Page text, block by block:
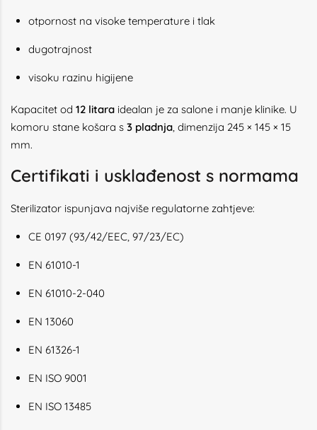
otpornost na visoke temperature i tlak
dugotrajnost
visoku razinu higijene
Kapacitet od 12 litara idealan je za salone i manje klinike. U
komoru stane košara s 3 pladnja, dimenzija 245 × 145 × 15
mm.
Certifikati i usklađenost s normama
Sterilizator ispunjava najviše regulatorne zahtjeve:
CE 0197 (93/42/EEC, 97/23/EC)
EN 61010-1
EN 61010-2-040
EN 13060
EN 61326-1
EN ISO 9001
EN ISO 13485